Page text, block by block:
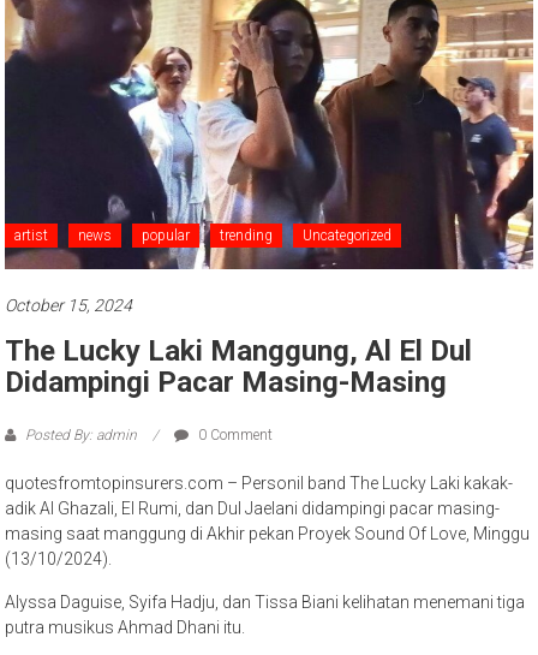
artist news popular trending Uncategorized
October 15, 2024
The Lucky Laki Manggung, Al El Dul
Didampingi Pacar Masing-Masing
Posted By: admin 0 Comment
quotesfromtopinsurers.com – Personil band The Lucky Laki kakak-
adik Al Ghazali, El Rumi, dan Dul Jaelani didampingi pacar masing-
masing saat manggung di Akhir pekan Proyek Sound Of Love, Minggu
(13/10/2024).
Alyssa Daguise, Syifa Hadju, dan Tissa Biani kelihatan menemani tiga
putra musikus Ahmad Dhani itu.